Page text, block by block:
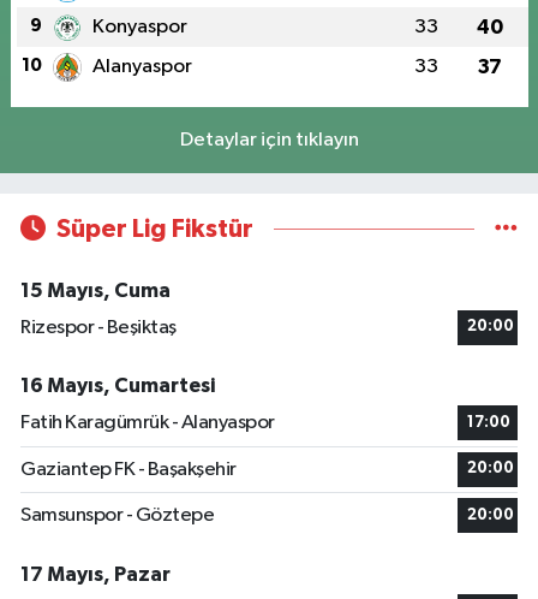
9 Konyaspor 33 40
10 Alanyaspor 33 37
Detaylar için tıklayın
Süper Lig Fikstür
15 Mayıs, Cuma
Rizespor - Beşiktaş
20:00
16 Mayıs, Cumartesi
Fatih Karagümrük - Alanyaspor
17:00
Gaziantep FK - Başakşehir 20:00
Samsunspor - Göztepe 20:00
17 Mayıs, Pazar